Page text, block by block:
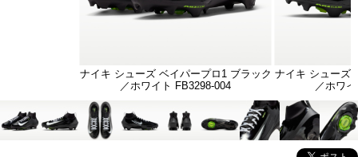
ナイキ シューズ ベイパープロ1 ブラック
／ホワイト FB3298-004
ナイキ シューズ
／ホワ